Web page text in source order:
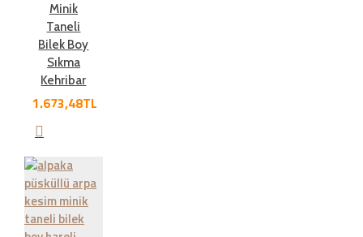
Minik
Taneli
Bilek Boy
Sıkma
Kehribar
1.673,48TL